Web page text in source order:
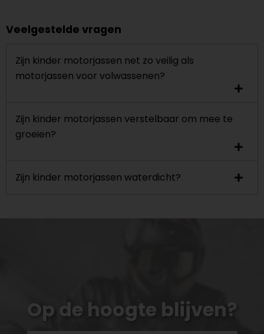
Veelgestelde vragen
Zijn kinder motorjassen net zo veilig als
motorjassen voor volwassenen?
Zijn kinder motorjassen verstelbaar om mee te
groeien?
Zijn kinder motorjassen waterdicht?
Op de hoogte blijven?